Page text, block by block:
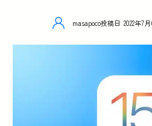
masapoco投稿日 2022年7